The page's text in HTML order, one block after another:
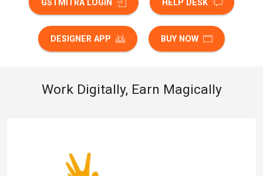
GSTMITRA LOGIN HELP DESK
DESIGNER APP BUY NOW
Work Digitally, Earn Magically